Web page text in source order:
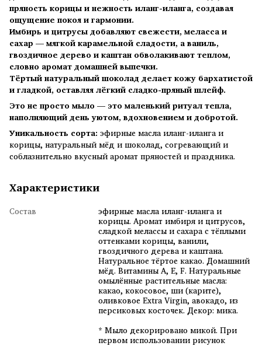
пряность корицы и нежность иланг-иланга, создавая
ощущение покоя и гармонии.
Имбирь и цитрусы добавляют свежести, меласса и
сахар — мягкой карамельной сладости, а ваниль,
гвоздичное дерево и каштан обволакивают теплом,
словно аромат домашней выпечки.
Тёртый натуральный шоколад делает кожу бархатистой
и гладкой, оставляя лёгкий сладко-пряный шлейф.
Это не просто мыло — это маленький ритуал тепла,
наполняющий день уютом, вдохновением и добротой.
Уникальность сорта: эфирные масла иланг-иланга и
корицы, натуральный мёд и шоколад, согревающий и
соблазнительно вкусный аромат пряностей и праздника.
Характеристики
Состав эфирные масла иланг-иланга и
корицы. Аромат имбиря и цитрусов,
сладкой мелассы и сахара с тёплыми
оттенками корицы, ванили,
гвоздичного дерева и каштана.
Натуральное тёртое какао. Домашний
мёд. Витамины A, E, F. Натуральные
омылённые растительные масла:
какао, кокосовое, ши (карите),
оливковое Extra Virgin, авокадо, из
персиковых косточек. Декор: мика.
* Мыло декорировано микой. При
первом использовании рисунок